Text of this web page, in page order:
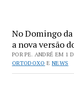
No Domingo
a nova versão
POR PE. ANDRÉ EM 1
ORTODOXO E NEWS